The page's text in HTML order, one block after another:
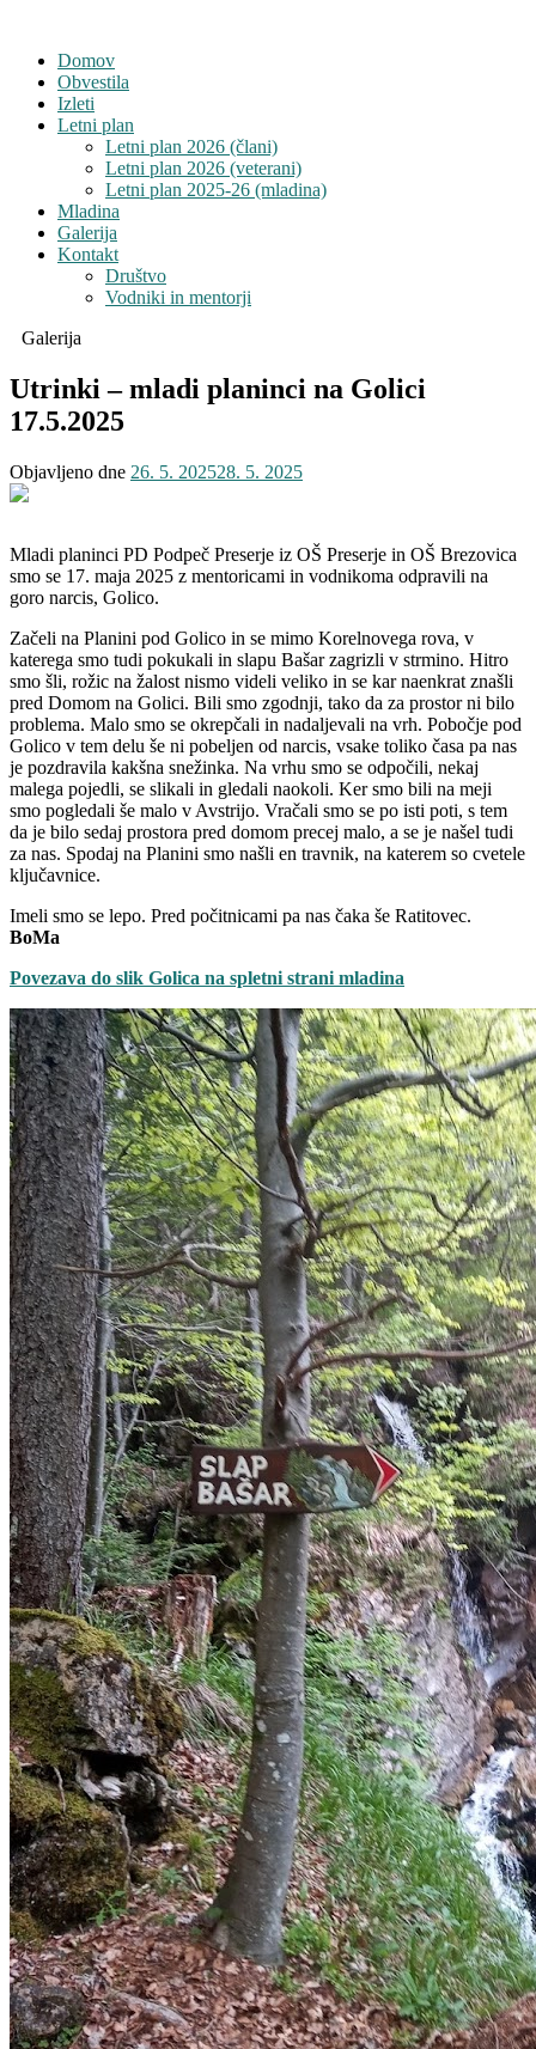
Domov
Obvestila
Izleti
Letni plan
Letni plan 2026 (člani)
Letni plan 2026 (veterani)
Letni plan 2025-26 (mladina)
Mladina
Galerija
Kontakt
Društvo
Vodniki in mentorji
Galerija
Utrinki – mladi planinci na Golici
17.5.2025
Objavljeno dne 26. 5. 202528. 5. 2025
Mladi planinci PD Podpeč Preserje iz OŠ Preserje in OŠ Brezovica
smo se 17. maja 2025 z mentoricami in vodnikoma odpravili na
goro narcis, Golico.
Začeli na Planini pod Golico in se mimo Korelnovega rova, v
katerega smo tudi pokukali in slapu Bašar zagrizli v strmino. Hitro
smo šli, rožic na žalost nismo videli veliko in se kar naenkrat znašli
pred Domom na Golici. Bili smo zgodnji, tako da za prostor ni bilo
problema. Malo smo se okrepčali in nadaljevali na vrh. Pobočje pod
Golico v tem delu še ni pobeljen od narcis, vsake toliko časa pa nas
je pozdravila kakšna snežinka. Na vrhu smo se odpočili, nekaj
malega pojedli, se slikali in gledali naokoli. Ker smo bili na meji
smo pogledali še malo v Avstrijo. Vračali smo se po isti poti, s tem
da je bilo sedaj prostora pred domom precej malo, a se je našel tudi
za nas. Spodaj na Planini smo našli en travnik, na katerem so cvetele
ključavnice.
Imeli smo se lepo. Pred počitnicami pa nas čaka še Ratitovec.
BoMa
Povezava do slik Golica na spletni strani mladina